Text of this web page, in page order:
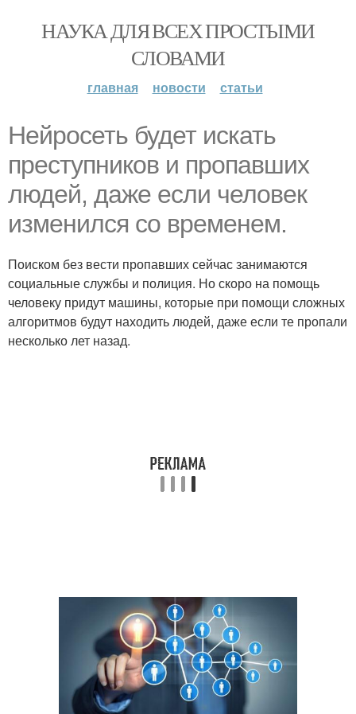
НАУКА ДЛЯ ВСЕХ ПРОСТЫМИ
СЛОВАМИ
главная новости статьи
Нейросеть будет искать
преступников и пропавших
людей, даже если человек
изменился со временем.
Поиском без вести пропавших сейчас занимаются
социальные службы и полиция. Но скоро на помощь
человеку придут машины, которые при помощи сложных
алгоритмов будут находить людей, даже если те пропали
несколько лет назад.